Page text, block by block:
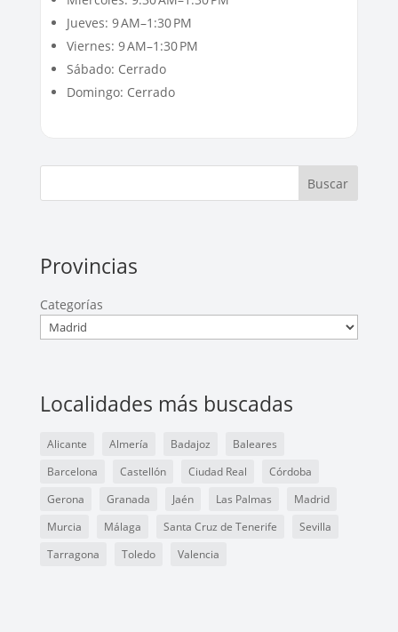
Jueves: 9 AM–1:30 PM
Viernes: 9 AM–1:30 PM
Sábado: Cerrado
Domingo: Cerrado
Buscar
Provincias
Categorías
Localidades más buscadas
Alicante Almería Badajoz
Baleares
Barcelona
Castellón Ciudad Real
Córdoba
Gerona
Granada Jaén Las Palmas
Madrid
Murcia
Málaga Santa Cruz de Tenerife
Sevilla
Tarragona
Toledo Valencia